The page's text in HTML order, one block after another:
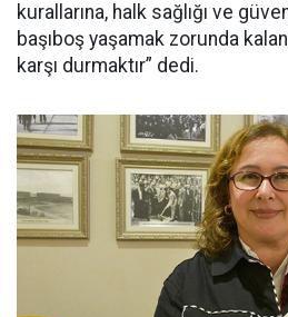
kurallarına, halk sağlığı ve
başıboş yaşamak zorunda
karşı durmaktır” dedi.